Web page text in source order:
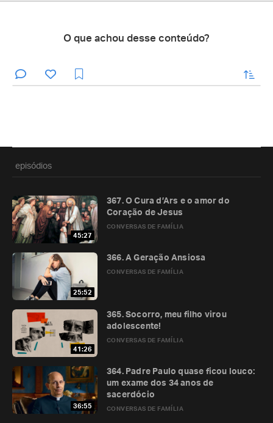
O que achou desse conteúdo?
enviar
episódios
45:27
CONVERSAS DE FAMÍLIA
367. O Cura d’Ars e o amor do
Coração de Jesus
25:52
CONVERSAS DE FAMÍLIA
366. A Geração Ansiosa
41:26
CONVERSAS DE FAMÍLIA
365. Socorro, meu filho virou
adolescente!
36:55 CONVERSAS DE FAMÍLIA
364. Padre Paulo quase ficou louco:
um exame dos 34 anos de
sacerdócio